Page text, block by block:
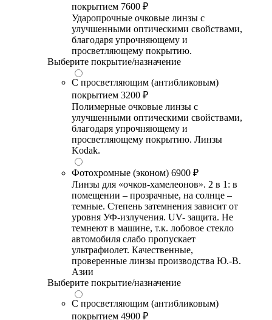
покрытием 7600 ₽
Ударопрочные очковые линзы с
улучшенными оптическими свойствами,
благодаря упрочняющему и
просветляющему покрытию.
Выберите покрытие/назначение
С просветляющим (антибликовым)
покрытием 3200 ₽
Полимерные очковые линзы с
улучшенными оптическими свойствами,
благодаря упрочняющему и
просветляющему покрытию. Линзы
Kodak.
Фотохромные (эконом) 6900 ₽
Линзы для «очков-хамелеонов». 2 в 1: в
помещении – прозрачные, на солнце –
темные. Степень затемнения зависит от
уровня УФ-излучения. UV- защита. Не
темнеют в машине, т.к. лобовое стекло
автомобиля слабо пропускает
ультрафиолет. Качественные,
проверенные линзы производства Ю.-В.
Азии
Выберите покрытие/назначение
С просветляющим (антибликовым)
покрытием 4900 ₽